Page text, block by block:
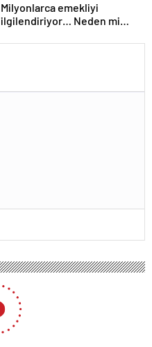
Milyonlarca emekliyi
ilgilendiriyor… Neden mi
Uzmanlar anlattı